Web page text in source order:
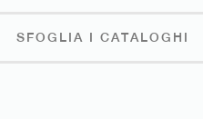
SFOGLIA I CATALOGHI